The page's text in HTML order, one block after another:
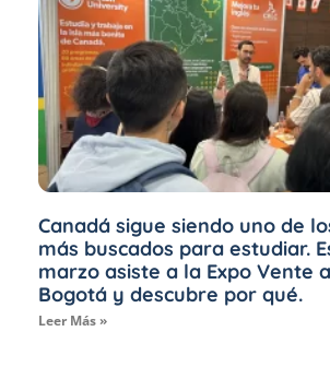
Canadá sigue siendo uno de
más buscados para estudiar.
marzo asiste a la Expo Vente
Bogotá y descubre por qué.
Leer Más »